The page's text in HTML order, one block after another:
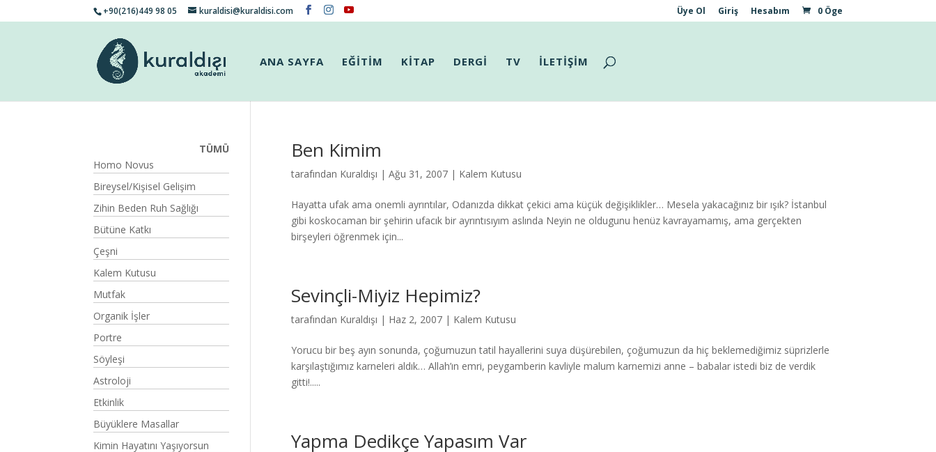
+90(216)449 98 05 kuraldisi@kuraldisi.com Üye Ol Giriş Hesabım 0 Öge
ANA SAYFA EĞİTİM KİTAP DERGİ TV İLETİŞİM
Ben Kimim
tarafından Kuraldışı | Ağu 31, 2007| Kalem Kutusu
Hayatta ufak ama onemli ayrıntılar, Odanızda dikkat çekici ama küçük değişiklikler… Mesela yakacağınız bir ışık? İstanbul
gibi koskocaman bir şehirin ufacık bir ayrıntısıyım aslında Neyin ne oldugunu henüz kavrayamamış, ama gerçekten
birşeyleri öğrenmek için...
Sevinçli-Miyiz Hepimiz?
tarafından Kuraldışı | Haz 2, 2007| Kalem Kutusu
Yorucu bir beş ayın sonunda, çoğumuzun tatil hayallerini suya düşürebilen, çoğumuzun da hiç beklemediğimiz süprizlerle
karşılaştığımız karneleri aldık… Allah’ın emri, peygamberin kavliyle malum karnemizi anne – babalar istedi biz de verdik
gitti!.....
Yapma Dedikçe Yapasım Var
TÜMÜ
Homo Novus
Bireysel/Kişisel Gelişim
Zihin Beden Ruh Sağlığı
Bütüne Katkı
Çeşni
Kalem Kutusu
Mutfak
Organik İşler
Portre
Söyleşi
Astroloji
Etkinlik
Büyüklere Masallar
Kimin Hayatını Yaşıyorsun